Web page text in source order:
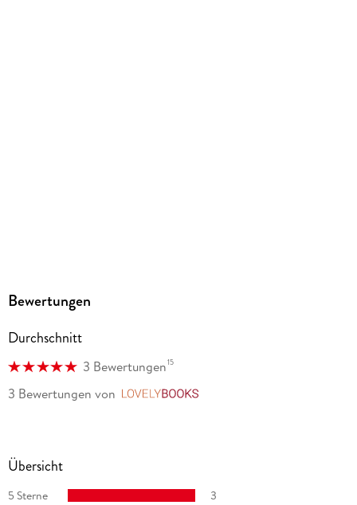
Straße 28, 81673 München,
produktsicherheit@penguinrandomhouse.de
Bewertungen
Durchschnitt
3 Bewertungen15
3 Bewertungen von
Übersicht
5 Sterne
3